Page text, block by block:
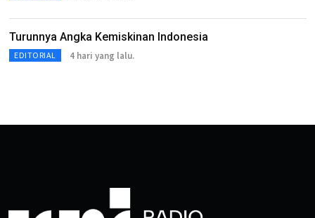
Turunnya Angka Kemiskinan Indonesia
EDITORIAL 4 hari yang lalu.